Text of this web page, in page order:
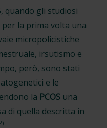
quando gli studiosi
per la prima volta una
micropolicistiche
irsutismo e
però, sono stati
e le
la PCOS una
di quella descritta in